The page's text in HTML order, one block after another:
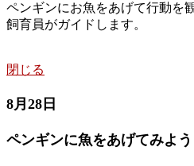
ペンギンにお魚をあげて行動を
飼育員がガイドします。
閉じる
8月28日
ペンギンに魚をあげてみよう